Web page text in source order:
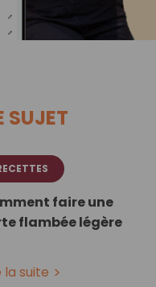
SUJET
faire une
flambée légère
la suite